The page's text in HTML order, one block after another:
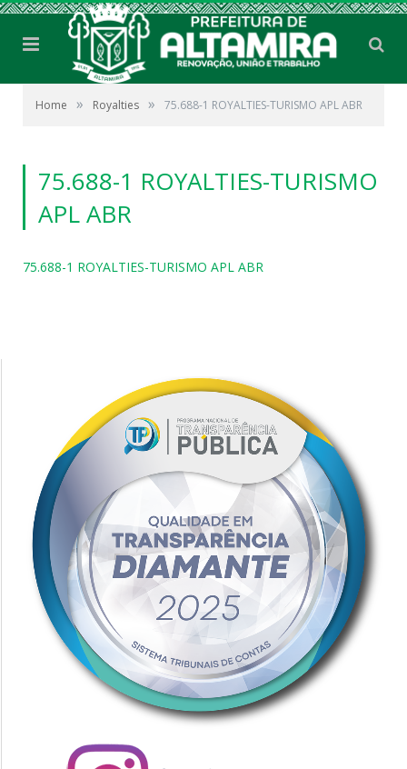
Home » Royalties » 75.688-1 ROYALTIES-TURISMO APL ABR
75.688-1 ROYALTIES-TURISMO
APL ABR
75.688-1 ROYALTIES-TURISMO APL ABR